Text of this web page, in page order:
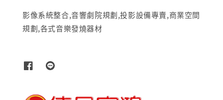
影像系統整合,音響劇院規劃,投影設備專賣,商業空間
規劃,各式音樂發燒器材